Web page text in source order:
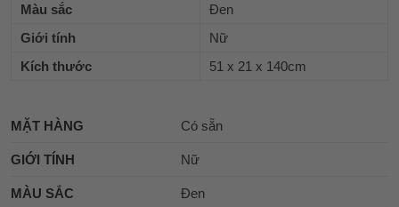
Màu sắc
Đen
Giới tính
Nữ
Kích thước
51 x 21 x 140cm
MẶT HÀNG Có sẵn
GIỚI TÍNH Nữ
MÀU SẮC Đen